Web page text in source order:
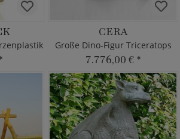
CERA
Große Dino-Figur Triceratops
7.776,00 € *